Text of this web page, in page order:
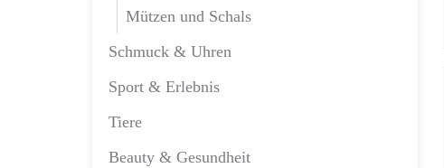
Mützen und Schals
Schmuck & Uhren
Sport & Erlebnis
Tiere
Beauty & Gesundheit